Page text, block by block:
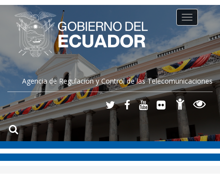
Agencia de Regulación y Control de las Telecomunicaciones
Toggle
navigation